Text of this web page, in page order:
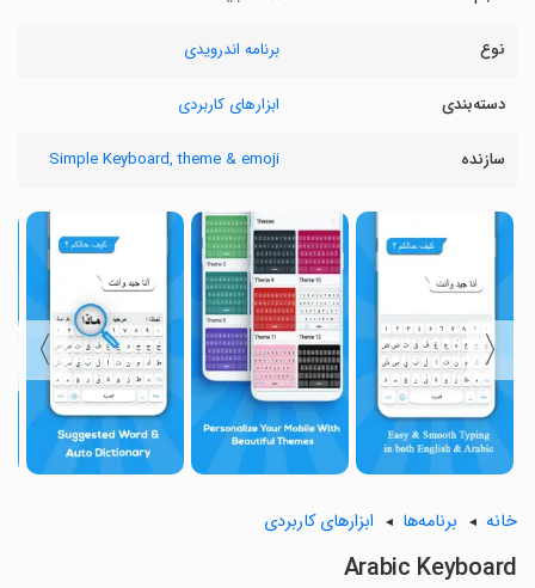
نوع برنامه اندرویدی
دسته‌بندی ابزارهای کاربردی
سازنده Simple Keyboard, theme & emoji
〈
〉
خانه برنامه‌ها ابزارهای کاربردی
Arabic Keyboard